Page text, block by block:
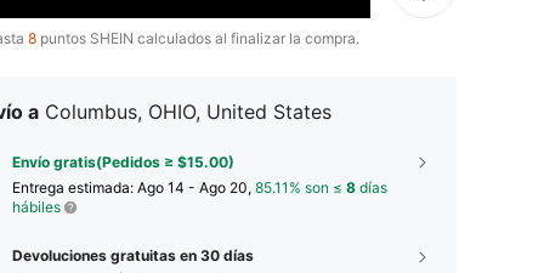
8 puntos SHEIN calculados al finalizar la compra.
a Columbus, OHIO, United States
Envío gratis(Pedidos ≥ $15.00)
Entrega estimada: Ago 14 - Ago 20, 85.11% son ≤ 8 días
hábiles
Devoluciones gratuitas en 30 días